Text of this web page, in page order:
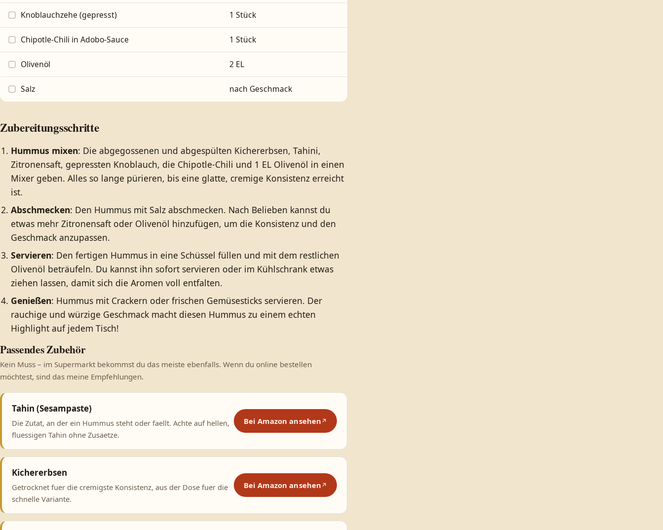
Knoblauchzehe (gepresst) 1 Stück
Chipotle-Chili in Adobo-Sauce 1 Stück
Olivenöl 2 EL
Salz nach Geschmack
Zubereitungsschritte
Hummus mixen: Die abgegossenen und abgespülten Kichererbsen, Tahini,
Zitronensaft, gepressten Knoblauch, die Chipotle-Chili und 1 EL Olivenöl in einen
Mixer geben. Alles so lange pürieren, bis eine glatte, cremige Konsistenz erreicht
ist.
Abschmecken: Den Hummus mit Salz abschmecken. Nach Belieben kannst du
etwas mehr Zitronensaft oder Olivenöl hinzufügen, um die Konsistenz und den
Geschmack anzupassen.
Servieren: Den fertigen Hummus in eine Schüssel füllen und mit dem restlichen
Olivenöl beträufeln. Du kannst ihn sofort servieren oder im Kühlschrank etwas
ziehen lassen, damit sich die Aromen voll entfalten.
Genießen: Hummus mit Crackern oder frischen Gemüsesticks servieren. Der
rauchige und würzige Geschmack macht diesen Hummus zu einem echten
Highlight auf jedem Tisch!
Passendes Zubehör
Kein Muss – im Supermarkt bekommst du das meiste ebenfalls. Wenn du online bestellen
möchtest, sind das meine Empfehlungen.
Tahin (Sesampaste)
Die Zutat, an der ein Hummus steht oder faellt. Achte auf hellen,
fluessigen Tahin ohne Zusaetze.
Bei Amazon ansehen
Kichererbsen
Getrocknet fuer die cremigste Konsistenz, aus der Dose fuer die
schnelle Variante.
Bei Amazon ansehen